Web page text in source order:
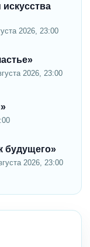
2026, 23:00
2026, 23:00
будущего»
2026, 23:00